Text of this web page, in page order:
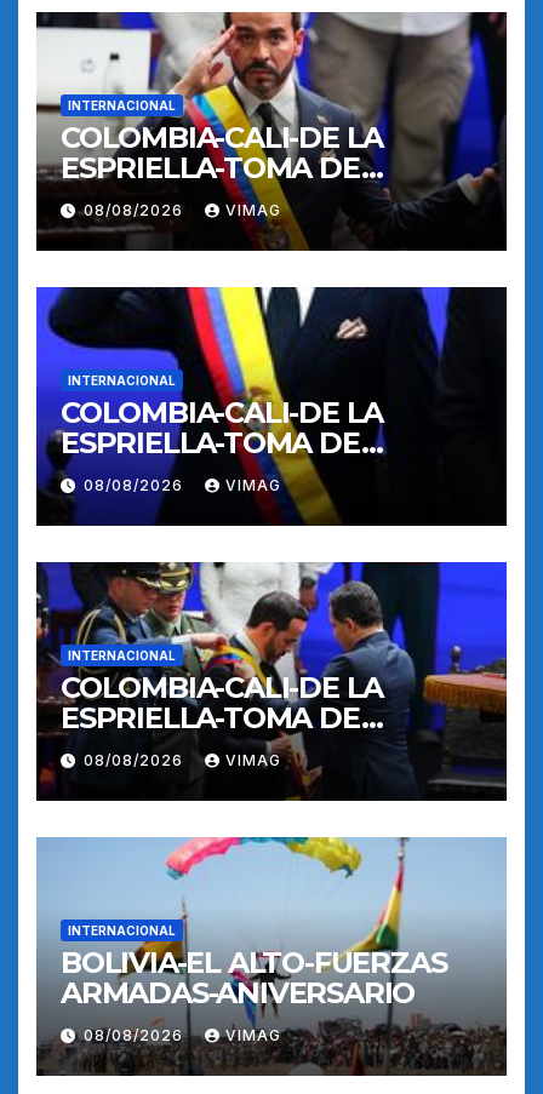
INTERNACIONAL
COLOMBIA-CALI-DE LA
ESPRIELLA-TOMA DE
POSESION
08/08/2026 VIMAG
INTERNACIONAL
COLOMBIA-CALI-DE LA
ESPRIELLA-TOMA DE
POSESION
08/08/2026 VIMAG
INTERNACIONAL
COLOMBIA-CALI-DE LA
ESPRIELLA-TOMA DE
POSESION
08/08/2026 VIMAG
INTERNACIONAL
BOLIVIA-EL ALTO-FUERZAS
ARMADAS-ANIVERSARIO
08/08/2026 VIMAG